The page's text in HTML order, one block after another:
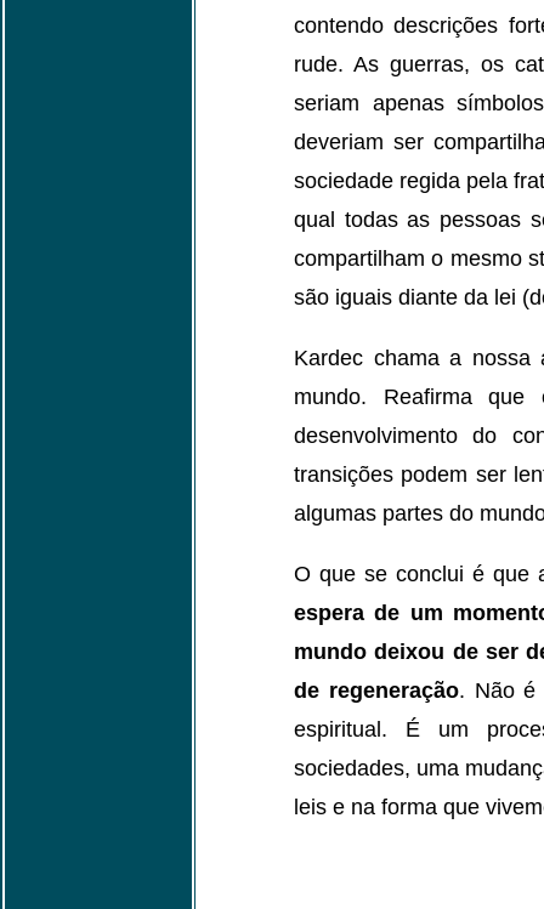
contendo descrições
rude. As guerras, os
seriam apenas
deveriam ser
sociedade regida pela
qual todas as pessoas
compartilham o mesmo
são iguais diante da lei
Kardec chama a nossa
mundo. Reafirma
desenvolvimento do
transições podem ser
algumas partes do
O que se conclui é que
espera de um
mundo deixou de ser
de regeneração. Não é
espiritual. É um
sociedades, uma
leis e na forma que